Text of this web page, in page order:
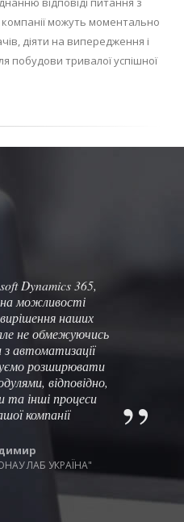
можуть моментально
діяти на випередження і
побудови тривалої успішної
Dynamics 365,
можливості
наших
не обмежуючись
автоматизації
розширювати
відповідно,
інші процеси
компанії
ЛАБ УКРАЇНА"